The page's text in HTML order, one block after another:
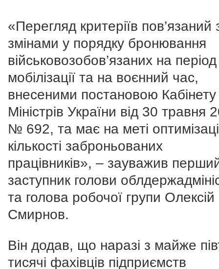
«Перегляд критеріїв пов’язаний
змінами у порядку бронювання
військовозобов’язаних на період
мобілізації та на воєнний час,
внесеними постановою Кабінету
Міністрів України від 30 травня
№ 692, та має на меті
кількості заброньованих
працівників», – зауважив
заступник голови
та голова робочої групи Олексій
Смирнов.
Він додав, що наразі з майже
тисячі фахівців підприємств